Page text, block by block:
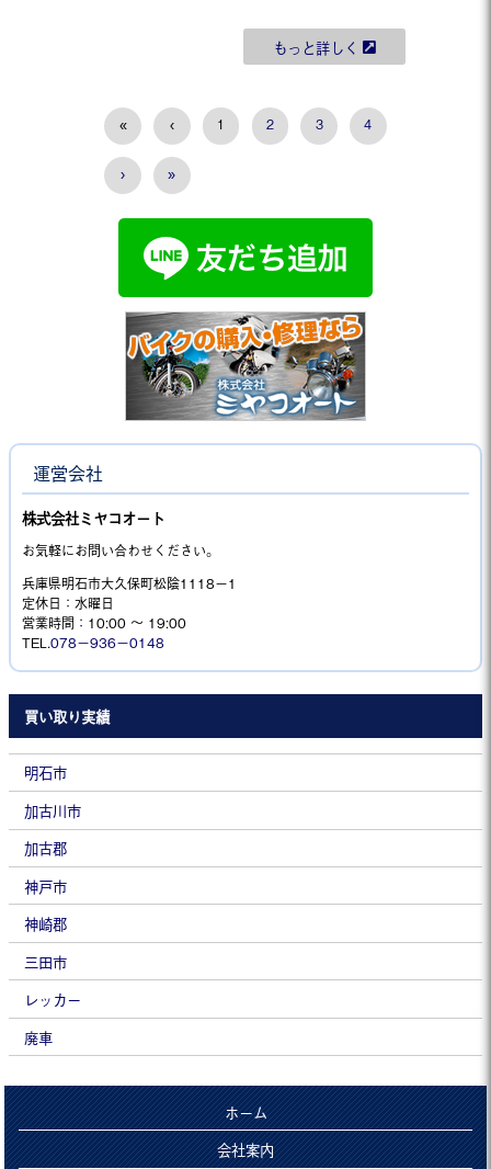
もっと詳しく
« ‹ 1 2 3 4
› »
運営会社
株式会社ミヤコオート
お気軽にお問い合わせください。
兵庫県明石市大久保町松陰1118−1
定休日：水曜日
営業時間：10:00 ～ 19:00
TEL.078－936－0148
買い取り実績
明石市
加古川市
加古郡
神戸市
神崎郡
三田市
レッカー
廃車
ホーム
会社案内